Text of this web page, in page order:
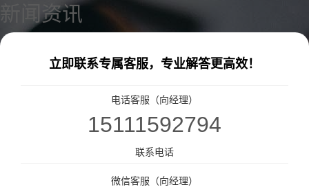
商场快速招商！
统一会员流量小程序 收银软硬件全套支持
新闻资讯
立即联系专属客服，专业解答更高效！
电话客服（向经理）
15111592794
联系电话
微信客服（向经理）